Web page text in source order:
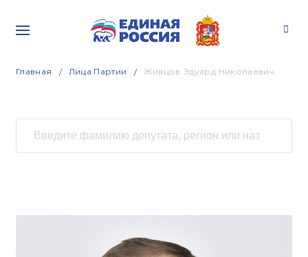
Главная Лица Партии Живцов Эдуард Николаевич